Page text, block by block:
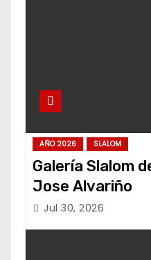
AÑO 2026 SLALOM
Galería Slalom
Jose Alvariño
Jul 30, 2026